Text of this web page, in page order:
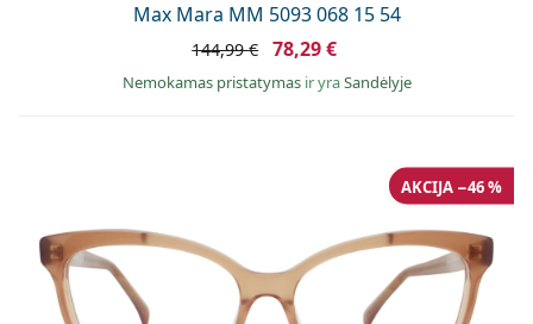
Max Mara MM 5093 068 15 54
144,99 € 78,29 €
Nemokamas pristatymas ir yraSandėlyje
AKCIJA −46 %